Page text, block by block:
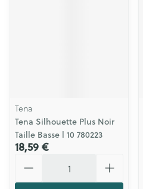
Tena
Tena Silhouette Plus Noir
Taille Basse l 10 780223
18,59 €